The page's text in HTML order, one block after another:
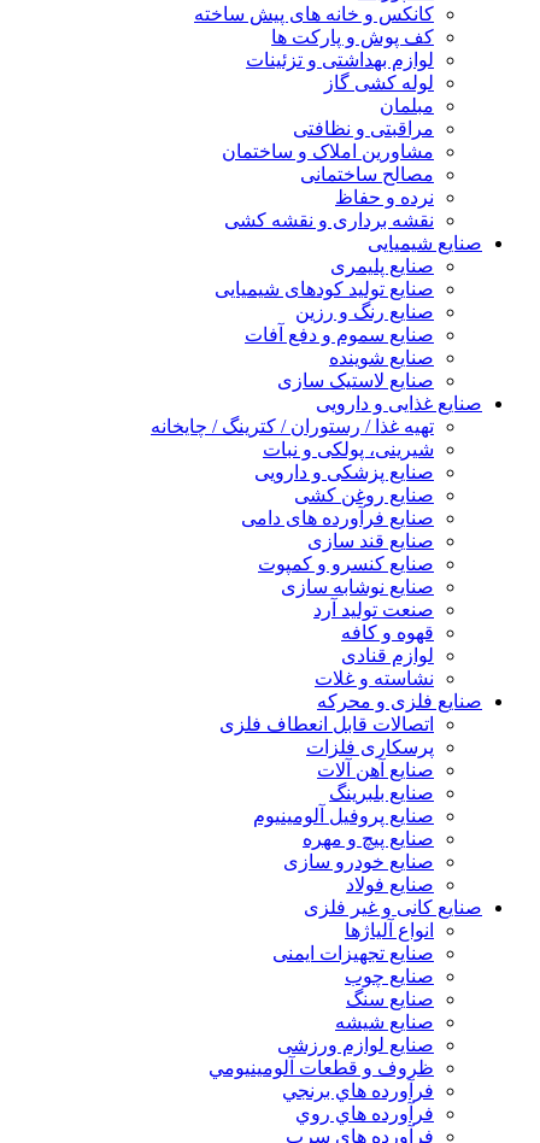
کانکس و خانه های پیش ساخته
کف پوش و پارکت ها
لوازم بهداشتی و تزئینات
لوله کشی گاز
مبلمان
مراقبتی و نظافتی
مشاورین املاک و ساختمان
مصالح ساختمانی
نرده و حفاظ
نقشه برداری و نقشه کشی
صنایع شیمیایی
صنایع پلیمری
صنایع تولید کودهای شیمیایی
صنایع رنگ و رزین
صنایع سموم و دفع آفات
صنایع شوینده
صنایع لاستیک سازی
صنایع غذایی و دارویی
تهیه غذا / رستوران / کترینگ / چایخانه
شیرینی، پولکی و نبات
صنایع پزشکی و دارویی
صنایع روغن کشی
صنایع فرآورده های دامی
صنایع قند سازی
صنایع کنسرو و کمپوت
صنایع نوشابه سازی
صنعت تولید آرد
قهوه و کافه
لوازم قنادی
نشاسته و غلات
صنایع فلزی و محرکه
اتصالات قابل انعطاف فلزی
پرسکاری فلزات
صنایع آهن آلات
صنایع بلبرینگ
صنایع پروفیل آلومینیوم
صنایع پیچ و مهره
صنایع خودرو سازی
صنایع فولاد
صنایع کانی و غیر فلزی
انواع آلياژها
صنایع تجهیزات ایمنی
صنایع چوب
صنایع سنگ
صنایع شیشه
صنایع لوازم ورزشی
ظروف و قطعات آلومينيومي
فرآورده هاي برنجي
فرآورده هاي روي
فرآورده هاي سرب